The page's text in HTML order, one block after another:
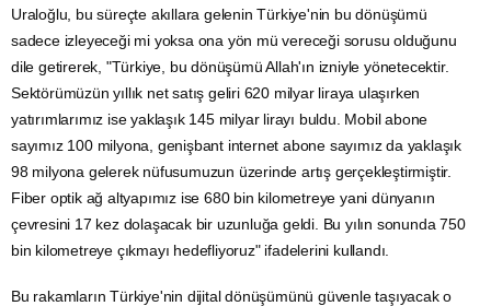
Uraloğlu, bu süreçte akıllara gelenin Türkiye'nin bu dönüşümü
sadece izleyeceği mi yoksa ona yön mü vereceği sorusu olduğunu
dile getirerek, "Türkiye, bu dönüşümü Allah'ın izniyle yönetecektir.
Sektörümüzün yıllık net satış geliri 620 milyar liraya ulaşırken
yatırımlarımız ise yaklaşık 145 milyar lirayı buldu. Mobil abone
sayımız 100 milyona, genişbant internet abone sayımız da yaklaşık
98 milyona gelerek nüfusumuzun üzerinde artış gerçekleştirmiştir.
Fiber optik ağ altyapımız ise 680 bin kilometreye yani dünyanın
çevresini 17 kez dolaşacak bir uzunluğa geldi. Bu yılın sonunda 750
bin kilometreye çıkmayı hedefliyoruz" ifadelerini kullandı.
Bu rakamların Türkiye'nin dijital dönüşümünü güvenle taşıyacak o